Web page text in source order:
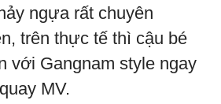
ngựa rất chuyên
trên thực tế thì cậu bé
với Gangnam style ngay
MV.